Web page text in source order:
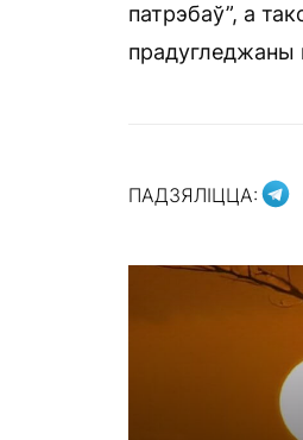
патрэбаў”, а
прадугледжаны
ПАДЗЯЛІЦЦА: